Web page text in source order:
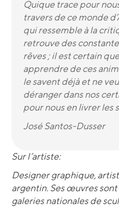
Quique trace pour
travers de ce monde
qui ressemble à la
retrouve des
rêves ; il est certain
apprendre de ces
le savent déjà et ne
déranger dans nos
pour nous en livrer les
José Santos-Dusser
Sur l’artiste:
Designer graphique,
argentin. Ses œuvres
galeries nationales de